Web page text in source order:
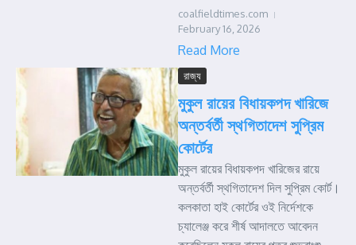
coalfieldtimes.com
February 16, 2026
Read More
রাজ্য
মুকুল রায়ের বিধায়কপদ খারিজে
অন্তর্বর্তী স্থগিতাদেশ সুপ্রিম
কোর্টের
মুকুল রায়ের বিধায়কপদ খারিজের রায়ে
অন্তর্বর্তী স্থগিতাদেশ দিল সুপ্রিম কোর্ট।
কলকাতা হাই কোর্টের ওই নির্দেশকে
চ্যালেঞ্জ করে শীর্ষ আদালতে আবেদন